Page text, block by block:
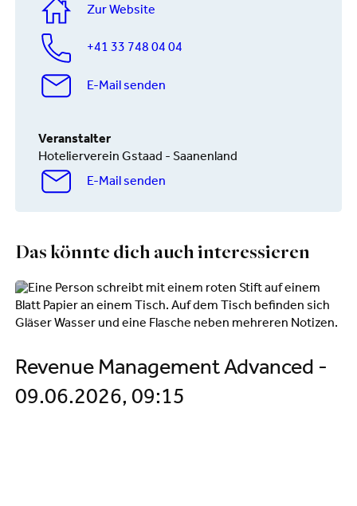
Zur Website
+41 33 748 04 04
E-Mail senden
Veranstalter
Hotelierverein Gstaad - Saanenland
E-Mail senden
Das könnte dich auch interessieren
Revenue Management Advanced -
09.06.2026, 09:15